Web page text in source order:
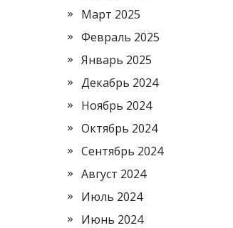
Март 2025
Февраль 2025
Январь 2025
Декабрь 2024
Ноябрь 2024
Октябрь 2024
Сентябрь 2024
Август 2024
Июль 2024
Июнь 2024